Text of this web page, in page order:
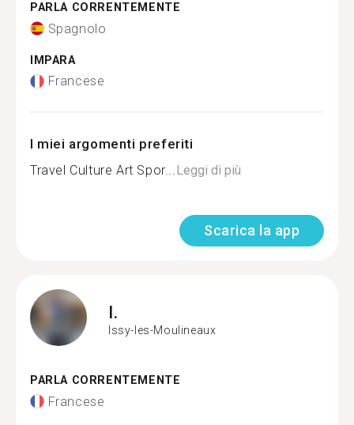
PARLA CORRENTEMENTE
Spagnolo
IMPARA
Francese
I miei argomenti preferiti
Travel Culture Art Spor...Leggi di più
Scarica la app
I.
Issy-les-Moulineaux
PARLA CORRENTEMENTE
Francese